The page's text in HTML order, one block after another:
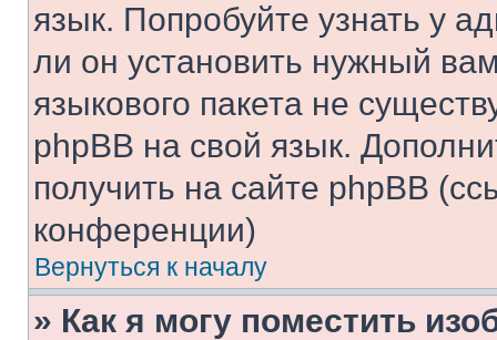
язык. Попробуйте узнать у
ли он установить нужный
языкового пакета не
phpBB на свой язык.
получить на сайте phpBB
конференции)
Вернуться к началу
» Как я могу поместить